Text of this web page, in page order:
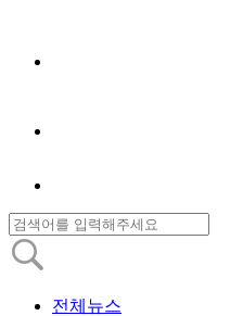
전체뉴스